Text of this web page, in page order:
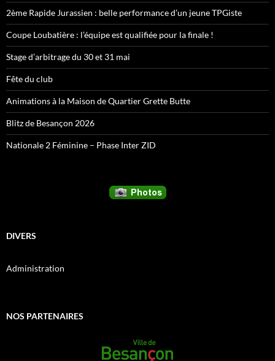
2ème Rapide Jurassien : belle performance d’un jeune TPGiste
Coupe Loubatière : l’équipe est qualifiée pour la finale !
Stage d’arbitrage du 30 et 31 mai
Fête du club
Animations à la Maison de Quartier Grette Butte
Blitz de Besançon 2026
Nationale 2 Féminine – Phase Inter ZID
DIVERS
Administration
NOS PARTENAIRES